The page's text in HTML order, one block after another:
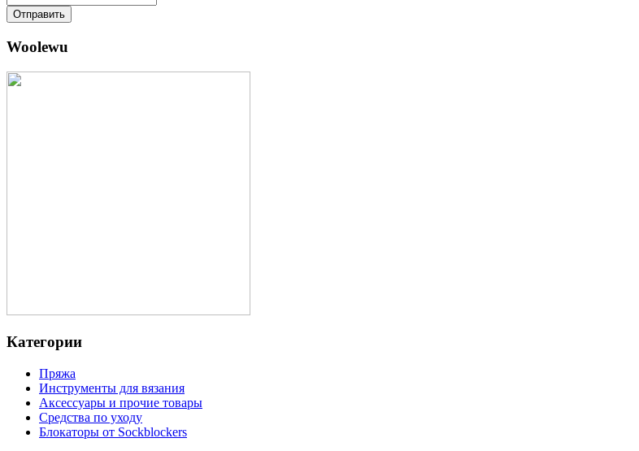
Отправить
Woolewu
Категории
Пряжа
Инструменты для вязания
Аксессуары и прочие товары
Средства по уходу
Блокаторы от Sockblockers